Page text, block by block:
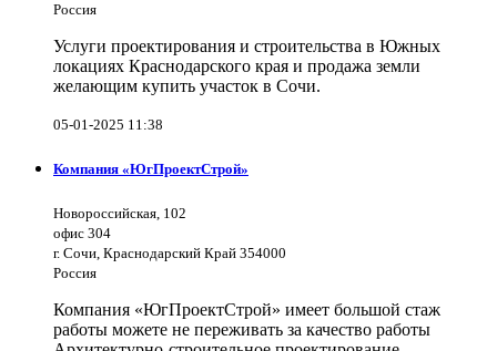
Россия
Услуги проектирования и строительства в Южных
локациях Краснодарского края и продажа земли
желающим купить участок в Сочи.
05-01-2025 11:38
Компания «ЮгПроектСтрой»
Новороссийская, 102
офис 304
г. Сочи, Краснодарский Край 354000
Россия
Компания «ЮгПроектСтрой» имеет большой стаж
работы можете не переживать за качество работы